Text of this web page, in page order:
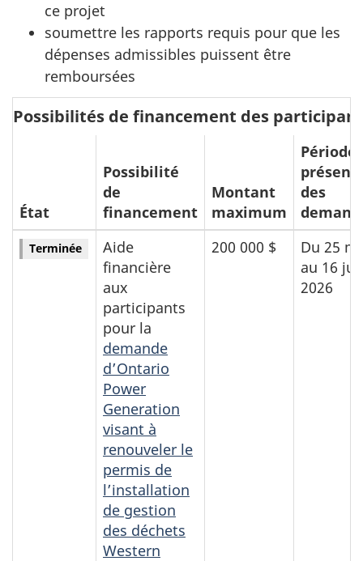
ce projet
soumettre les rapports requis pour que les
dépenses admissibles puissent être
remboursées
Possibilités de financement des
État
Possibilité
de
financement
Montant
maximum
Période
des
Terminée
Aide
financière
aux
participants
pour la
demande
d’Ontario
Power
Generation
visant à
renouveler le
permis de
l’installation
de gestion
des déchets
Western
200 000 $
Du 25
au 16
2026